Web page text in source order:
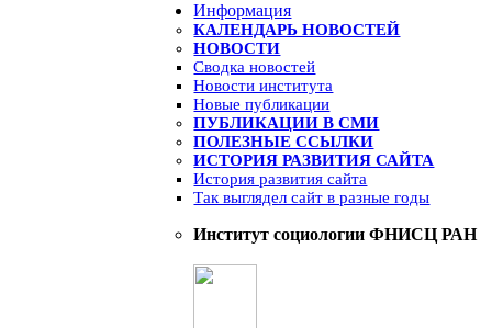
Информация
КАЛЕНДАРЬ НОВОСТЕЙ
НОВОСТИ
Сводка новостей
Новости института
Новые публикации
ПУБЛИКАЦИИ В СМИ
ПОЛЕЗНЫЕ ССЫЛКИ
ИСТОРИЯ РАЗВИТИЯ САЙТА
История развития сайта
Так выглядел сайт в разные годы
Институт социологии ФНИСЦ РАН